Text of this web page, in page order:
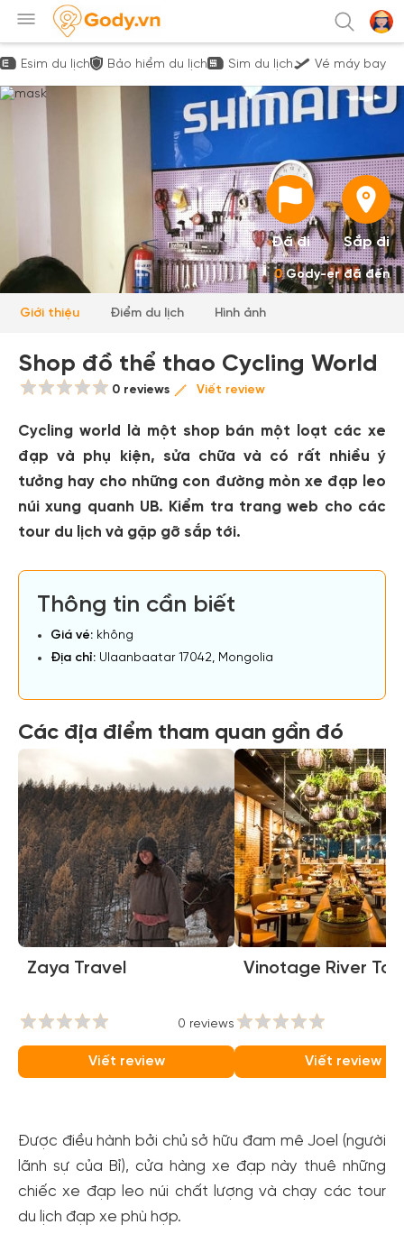
Esim du lịch Bảo hiểm du lịch Sim du lịch Vé máy bay
Đã đi Sắp đi
0Gody-er đã đến
Giới thiệu Điểm du lịch Hình ảnh
Shop đồ thể thao Cycling World
0 reviews Viết review
Cycling world là một shop bán một loạt các xe
đạp và phụ kiện, sửa chữa và có rất nhiều ý
tưởng hay cho những con đường mòn xe đạp leo
núi xung quanh UB. Kiểm tra trang web cho các
tour du lịch và gặp gỡ sắp tới.
Thông tin cần biết
Giá vé: không
Địa chỉ: Ulaanbaatar 17042, Mongolia
Các địa điểm tham quan gần đó
Zaya Travel
0 reviews
Viết review
Vinotage River
Viết review
Được điều hành bởi chủ sở hữu đam mê Joel (người
lãnh sự của Bỉ), cửa hàng xe đạp này thuê những
chiếc xe đạp leo núi chất lượng và chạy các tour
du lịch đạp xe phù hợp.